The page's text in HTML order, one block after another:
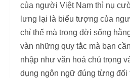
của người Việt Nam thì nụ
lưng lại là biểu tượng của
chỉ thế mà trong đời sống
vàn những quy tắc mà bạn
nhập như văn hoá chú trọng
dụng ngôn ngữ đúng từng